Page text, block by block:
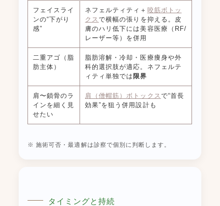
フェイスライ
ンの“下がり
感”
ネフェルティティ＋ 咬筋ボトッ
クスで横幅の張りを抑える。皮
膚のハリ低下には美容医療（RF/
レーザー等）を併用
二重アゴ（脂
肪主体）
脂肪溶解・冷却・医療痩身や外
科的選択肢が適応。ネフェルテ
ィティ単独では 限界
肩〜鎖骨のラ
インを細く見
せたい
肩（僧帽筋）ボトックス で“首長
効果”を狙う併用設計も
※ 施術可否・最適解は診察で個別に判断します。
タイミングと持続